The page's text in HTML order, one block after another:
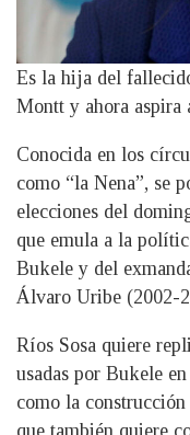
Es la hija del
Montt y ahora aspira
Conocida en los
como “la Nena”, se
elecciones del
que emula a la
Bukele y del
Álvaro Uribe (2002-
Ríos Sosa quiere
usadas por Bukele
como la construcción
que también quiere